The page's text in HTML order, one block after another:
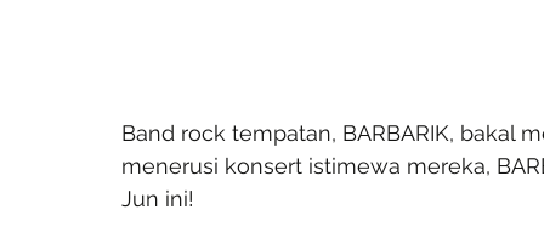
Band rock tempatan, BARBARIK, bakal
menerusi konsert istimewa mereka,
Jun ini!